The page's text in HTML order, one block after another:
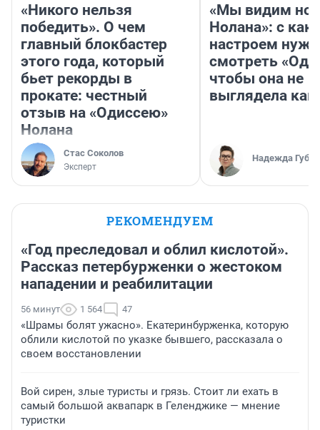
«Никого нельзя
победить». О чем
главный блокбастер
этого года, который
бьет рекорды в
прокате: честный
отзыв на «Одиссею»
Нолана
Стас Соколов
Эксперт
«Мы видим
Нолана»: с
настроем
смотреть
чтобы она не
выглядела как
Надежда
РЕКОМЕНДУЕМ
«Год преследовал и облил кислотой».
Рассказ петербурженки о жестоком
нападении и реабилитации
56 минут 1 564 47
«Шрамы болят ужасно». Екатеринбурженка, которую
облили кислотой по указке бывшего, рассказала о
своем восстановлении
Вой сирен, злые туристы и грязь. Стоит ли ехать в
самый большой аквапарк в Геленджике — мнение
туристки